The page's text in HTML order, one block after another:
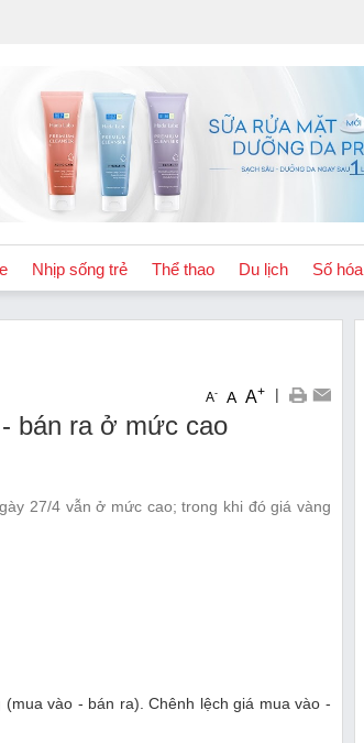
Nhịp sống trẻ Thể thao Du lịch Số hóa
A- A A+ |
bán ra ở mức cao
27/4 vẫn ở mức cao; trong khi đó giá vàng
vào - bán ra). Chênh lệch giá mua vào -